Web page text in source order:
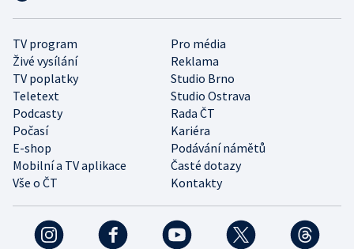
TV program
Pro média
Živé vysílání
Reklama
TV poplatky
Studio Brno
Teletext
Studio Ostrava
Podcasty
Rada ČT
Počasí
Kariéra
E-shop
Podávání námětů
Mobilní a TV aplikace
Časté dotazy
Vše o ČT
Kontakty